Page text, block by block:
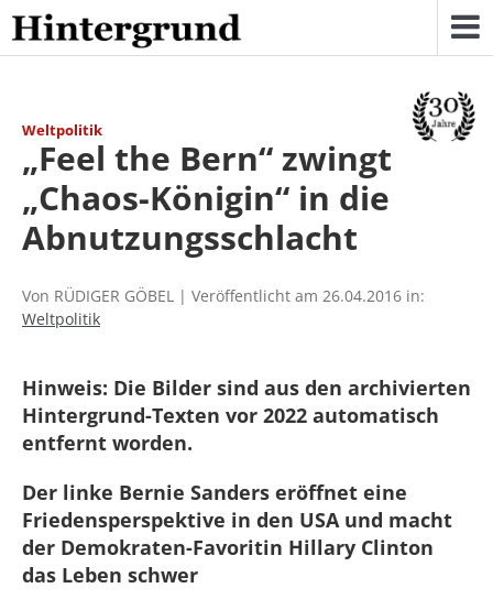
Skip
to
content
Weltpolitik
„Feel the Bern“ zwingt
„Chaos-Königin“ in die
Abnutzungsschlacht
Von RÜDIGER GÖBEL | Veröffentlicht am 26.04.2016 in:
Weltpolitik
Hinweis: Die Bilder sind aus den archivierten
Hintergrund-Texten vor 2022 automatisch
entfernt worden.
Der linke Bernie Sanders eröffnet eine
Friedensperspektive in den USA und macht
der Demokraten-Favoritin Hillary Clinton
das Leben schwer